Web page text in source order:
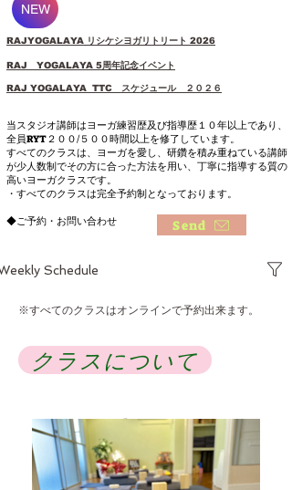
NEW
RAJYOGALAYA リシケシヨガリトリート 2026
RAJ YOGALAYA 5周年記念イベント
RAJ YOGALAYA TTC スケジュール ２０２６
当スタジオ講師はヨーガ練習歴及び指導歴１０年以上であり、
全員RYT２００/５００時間以上を修了しています。
すべてのクラスは、ヨーガを愛し、研鑽を積み重ねている講師
が少人数制でその方に合った方法を用い、丁寧に指導する質の
高いヨ ーガクラスです。
・ すべてのクラスは完全予約制となっております。
◆ご予約・お問い合わせ
Send
Schedule
※すべてのクラスはオンラインで予約出来ます。
クラスについて